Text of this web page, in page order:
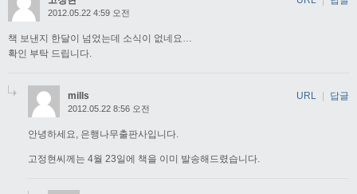
2012.05.22 4:59 오전
책 보낸지 한달이 넘었는데 소식이 없네요…
확인 부탁 드립니다.
mills
2012.05.22 8:56 오전
안녕하세요, 은행나무출판사입니다.
고정현씨께는 4월 23일에 책을 이미 발송해드렸습니다.
URL | 답글